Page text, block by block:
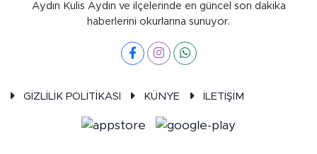
Aydın Kulis Aydın ve ilçelerinde en güncel son dakika
haberlerini okurlarına sunuyor.
GİZLİLİK POLİTİKASI KÜNYE İLETİŞİM